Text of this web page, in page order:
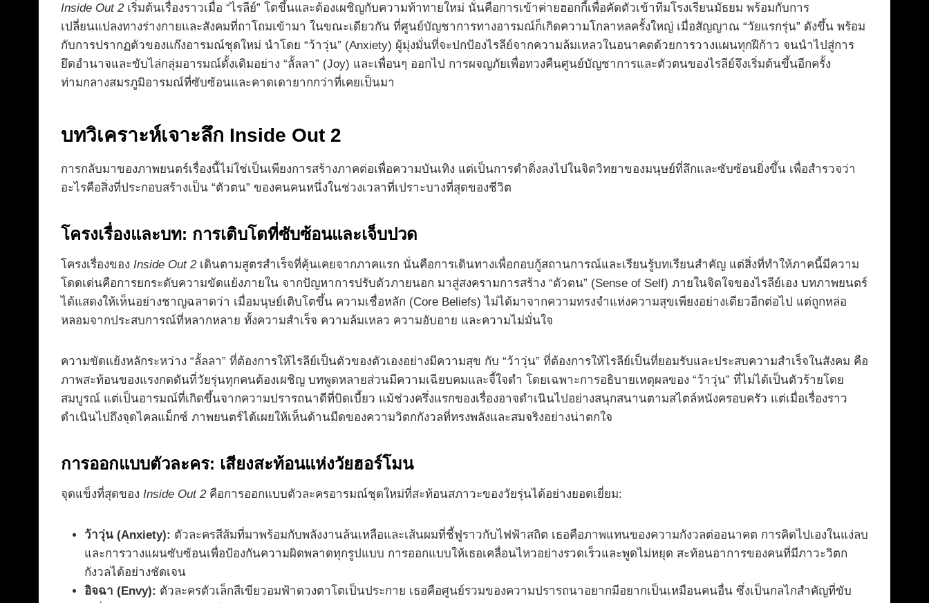
Inside Out 2เริ่มต้นเรื่องราวเมื่อ “ไรลีย์” โตขึ้นและต้องเผชิญกับความท้าทายใหม่ นั่นคือการเข้าค่ายฮอกกี้เพื่อคัดตัวเข้าทีมโรงเรียนมัธยม พร้อมกับการ
เปลี่ยนแปลงทางร่างกายและสังคมที่ถาโถมเข้ามา ในขณะเดียวกัน ที่ศูนย์บัญชาการทางอารมณ์ก็เกิดความโกลาหลครั้งใหญ่ เมื่อสัญญาณ “วัยแรกรุ่น” ดังขึ้น พร้อม
กับการปรากฏตัวของแก๊งอารมณ์ชุดใหม่ นำโดย “ว้าวุ่น” (Anxiety) ผู้มุ่งมั่นที่จะปกป้องไรลีย์จากความล้มเหลวในอนาคตด้วยการวางแผนทุกฝีก้าว จนนำไปสู่การ
ยึดอำนาจและขับไล่กลุ่มอารมณ์ดั้งเดิมอย่าง “ลั้ลลา” (Joy) และเพื่อนๆ ออกไป การผจญภัยเพื่อทวงคืนศูนย์บัญชาการและตัวตนของไรลีย์จึงเริ่มต้นขึ้นอีกครั้ง
ท่ามกลางสมรภูมิอารมณ์ที่ซับซ้อนและคาดเดายากกว่าที่เคยเป็นมา
บทวิเคราะห์เจาะลึก Inside Out 2
การกลับมาของภาพยนตร์เรื่องนี้ไม่ใช่เป็นเพียงการสร้างภาคต่อเพื่อความบันเทิง แต่เป็นการดำดิ่งลงไปในจิตวิทยาของมนุษย์ที่ลึกและซับซ้อนยิ่งขึ้น เพื่อสำรวจว่า
อะไรคือสิ่งที่ประกอบสร้างเป็น “ตัวตน” ของคนคนหนึ่งในช่วงเวลาที่เปราะบางที่สุดของชีวิต
โครงเรื่องและบท: การเติบโตที่ซับซ้อนและเจ็บปวด
โครงเรื่องของ Inside Out 2เดินตามสูตรสำเร็จที่คุ้นเคยจากภาคแรก นั่นคือการเดินทางเพื่อกอบกู้สถานการณ์และเรียนรู้บทเรียนสำคัญ แต่สิ่งที่ทำให้ภาคนี้มีความ
โดดเด่นคือการยกระดับความขัดแย้งภายใน จากปัญหาการปรับตัวภายนอก มาสู่สงครามการสร้าง “ตัวตน” (Sense of Self) ภายในจิตใจของไรลีย์เอง บทภาพยนตร์
ได้แสดงให้เห็นอย่างชาญฉลาดว่า เมื่อมนุษย์เติบโตขึ้น ความเชื่อหลัก (Core Beliefs) ไม่ได้มาจากความทรงจำแห่งความสุขเพียงอย่างเดียวอีกต่อไป แต่ถูกหล่อ
หลอมจากประสบการณ์ที่หลากหลาย ทั้งความสำเร็จ ความล้มเหลว ความอับอาย และความไม่มั่นใจ
ความขัดแย้งหลักระหว่าง “ลั้ลลา” ที่ต้องการให้ไรลีย์เป็นตัวของตัวเองอย่างมีความสุข กับ “ว้าวุ่น” ที่ต้องการให้ไรลีย์เป็นที่ยอมรับและประสบความสำเร็จในสังคม คือ
ภาพสะท้อนของแรงกดดันที่วัยรุ่นทุกคนต้องเผชิญ บทพูดหลายส่วนมีความเฉียบคมและจี้ใจดำ โดยเฉพาะการอธิบายเหตุผลของ “ว้าวุ่น” ที่ไม่ได้เป็นตัวร้ายโดย
สมบูรณ์ แต่เป็นอารมณ์ที่เกิดขึ้นจากความปรารถนาดีที่บิดเบี้ยว แม้ช่วงครึ่งแรกของเรื่องอาจดำเนินไปอย่างสนุกสนานตามสไตล์หนังครอบครัว แต่เมื่อเรื่องราว
ดำเนินไปถึงจุดไคลแม็กซ์ ภาพยนตร์ได้เผยให้เห็นด้านมืดของความวิตกกังวลที่ทรงพลังและสมจริงอย่างน่าตกใจ
การออกแบบตัวละคร: เสียงสะท้อนแห่งวัยฮอร์โมน
จุดแข็งที่สุดของ Inside Out 2คือการออกแบบตัวละครอารมณ์ชุดใหม่ที่สะท้อนสภาวะของวัยรุ่นได้อย่างยอดเยี่ยม:
ว้าวุ่น (Anxiety): ตัวละครสีส้มที่มาพร้อมกับพลังงานล้นเหลือและเส้นผมที่ชี้ฟูราวกับไฟฟ้าสถิต เธอคือภาพแทนของความกังวลต่ออนาคต การคิดไปเองในแง่ลบ
และการวางแผนซับซ้อนเพื่อป้องกันความผิดพลาดทุกรูปแบบ การออกแบบให้เธอเคลื่อนไหวอย่างรวดเร็วและพูดไม่หยุด สะท้อนอาการของคนที่มีภาวะวิตก
กังวลได้อย่างชัดเจน
อิจฉา (Envy): ตัวละครตัวเล็กสีเขียวอมฟ้าดวงตาโตเป็นประกาย เธอคือศูนย์รวมของความปรารถนาอยากมีอยากเป็นเหมือนคนอื่น ซึ่งเป็นกลไกสำคัญที่ขับ